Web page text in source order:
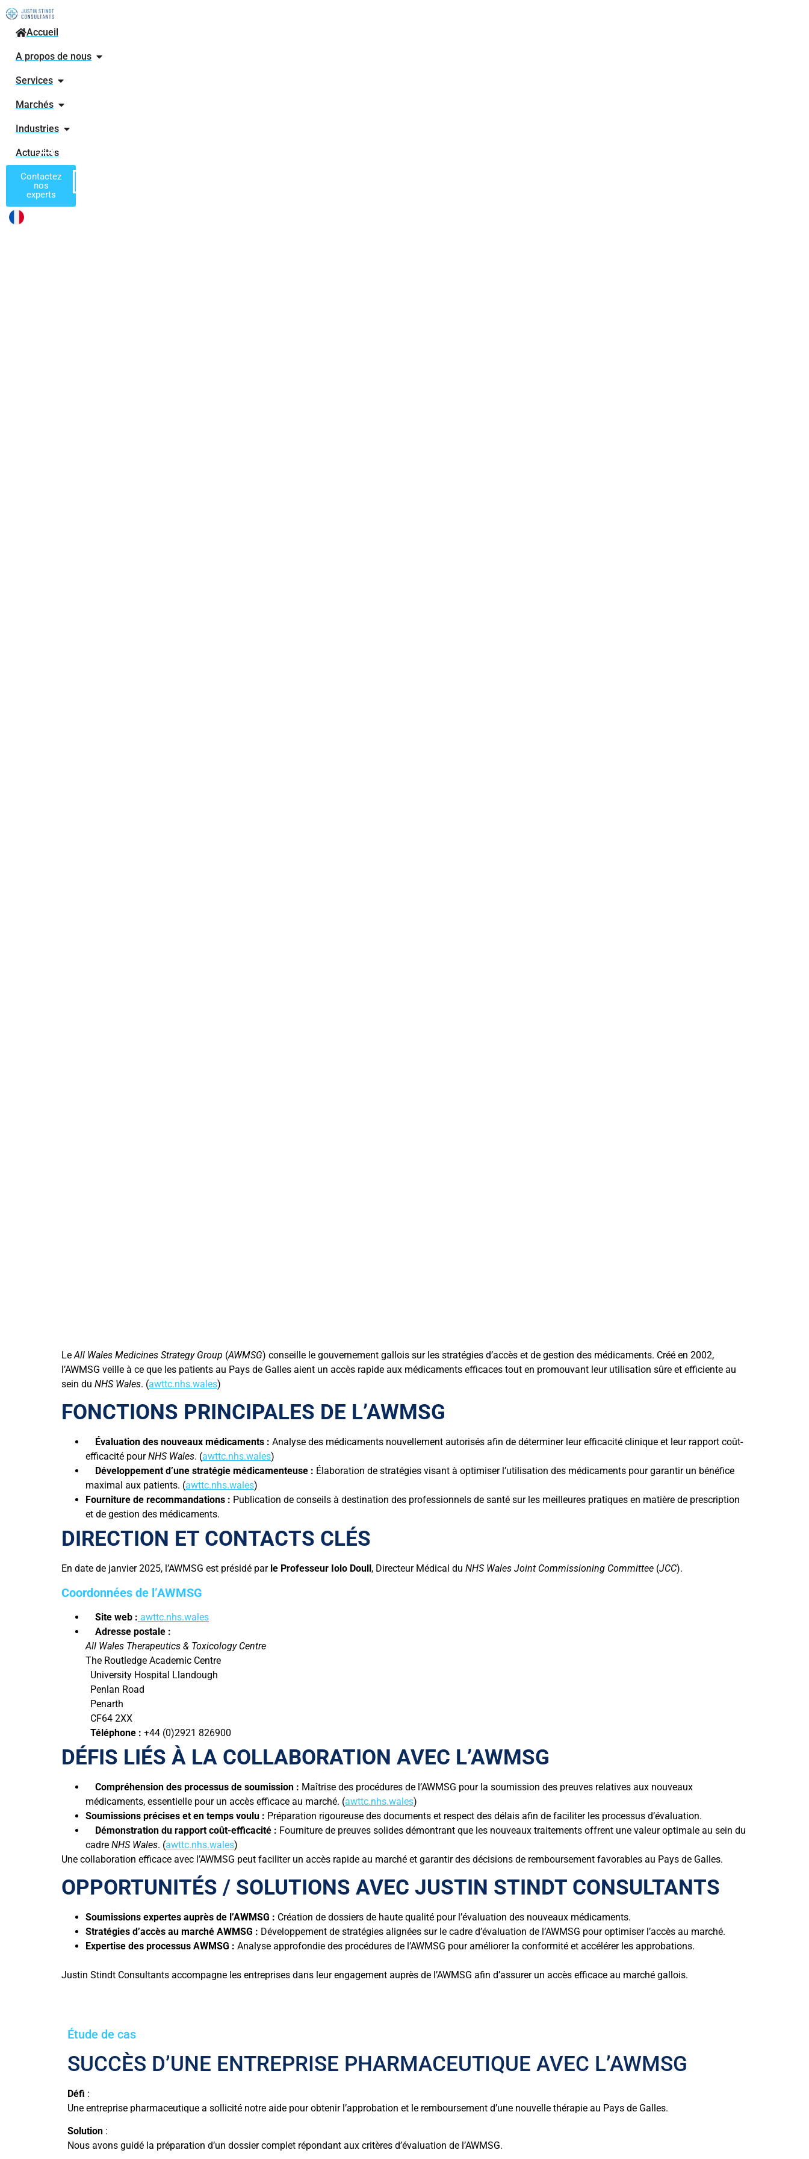
Accueil
A propos de nous
Services
Marchés
Industries
Actualités
Contactez
nos
experts
ACCÈS AU MARCHÉ AVEC AWMSG : VOTRE GUIDE
DE L’AUTORITÉ GALLOISE D’ÉVALUATION DES
LeAll Wales Medicines Strategy Group (AWMSG) conseille le gouvernement gallois sur les stratégies d’accès et de gestion des médicaments. Créé en 2002,
l’AWMSG veille à ce que les patients au Pays de Galles aient un accès rapide aux médicaments efficaces tout en promouvant leur utilisation sûre et efficiente au
sein du NHS Wales. (awttc.nhs.wales)
FONCTIONS PRINCIPALES DE L’AWMSG
Évaluation des nouveaux médicaments : Analyse des médicaments nouvellement autorisés afin de déterminer leur efficacité clinique et leur rapport coût-
efficacité pourNHS Wales. (awttc.nhs.wales)
Développement d’une stratégie médicamenteuse : Élaboration de stratégies visant à optimiser l’utilisation des médicaments pour garantir un bénéfice
maximal aux patients. (awttc.nhs.wales)
Fourniture de recommandations : Publication de conseils à destination des professionnels de santé sur les meilleures pratiques en matière de prescription
et de gestion des médicaments.
DIRECTION ET CONTACTS CLÉS
En date de janvier 2025, l’AWMSG est présidé par le Professeur Iolo Doull , Directeur Médical du NHS Wales Joint Commissioning Committee (JCC).
Coordonnées de l’AWMSG
Site web : awttc.nhs.wales
Adresse postale :
All Wales Therapeutics & Toxicology Centre
The Routledge Academic Centre
University Hospital Llandough
Penlan Road
Penarth
CF64 2XX
Téléphone : +44 (0)2921 826900
DÉFIS LIÉS À LA COLLABORATION AVEC L’AWMSG
Compréhension des processus de soumission : Maîtrise des procédures de l’AWMSG pour la soumission des preuves relatives aux nouveaux
médicaments, essentielle pour un accès efficace au marché. (awttc.nhs.wales)
Soumissions précises et en temps voulu : Préparation rigoureuse des documents et respect des délais afin de faciliter les processus d’évaluation.
Démonstration du rapport coût-efficacité : Fourniture de preuves solides démontrant que les nouveaux traitements offrent une valeur optimale au sein du
cadre NHS Wales. (awttc.nhs.wales)
Une collaboration efficace avec l’AWMSG peut faciliter un accès rapide au marché et garantir des décisions de remboursement favorables au Pays de Galles.
OPPORTUNITÉS / SOLUTIONS AVEC JUSTIN STINDT CONSULTANTS
Soumissions expertes auprès de l’AWMSG : Création de dossiers de haute qualité pour l’évaluation des nouveaux médicaments.
Stratégies d’accès au marché AWMSG : Développement de stratégies alignées sur le cadre d’évaluation de l’AWMSG pour optimiser l’accès au marché.
Expertise des processus AWMSG : Analyse approfondie des procédures de l’AWMSG pour améliorer la conformité et accélérer les approbations.
Justin Stindt Consultants accompagne les entreprises dans leur engagement auprès de l’AWMSG afin d’assurer un accès efficace au marché gallois.
Étude de cas
SUCCÈS D’UNE ENTREPRISE PHARMACEUTIQUE AVEC L’AWMSG
Défi :
Une entreprise pharmaceutique a sollicité notre aide pour obtenir l’approbation et le remboursement d’une nouvelle thérapie au Pays de Galles.
Solution :
Nous avons guidé la préparation d’un dossier complet répondant aux critères d’évaluation de l’AWMSG.